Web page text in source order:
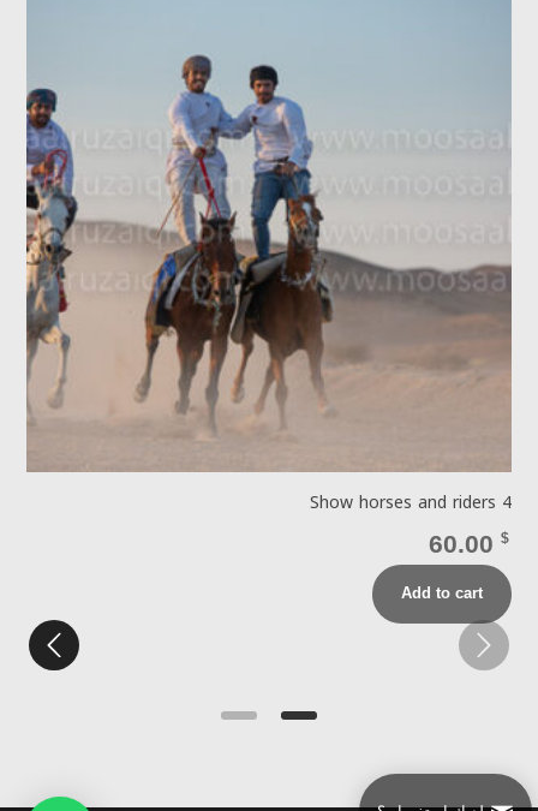
Show horses and riders 4
60.00 $
Add to cart